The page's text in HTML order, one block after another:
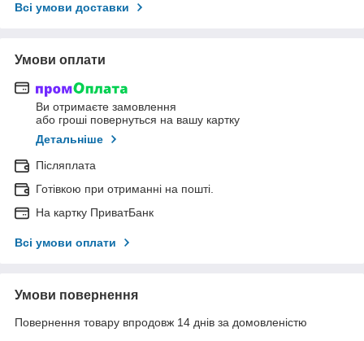
Всі умови доставки
Умови оплати
Ви отримаєте замовлення
або гроші повернуться на вашу картку
Детальніше
Післяплата
Готівкою при отриманні на пошті.
На картку ПриватБанк
Всі умови оплати
Умови повернення
Повернення товару впродовж 14 днів за домовленістю